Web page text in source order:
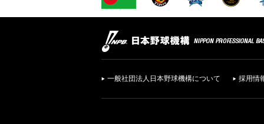
一般社団法人日本野球機構について 採用情